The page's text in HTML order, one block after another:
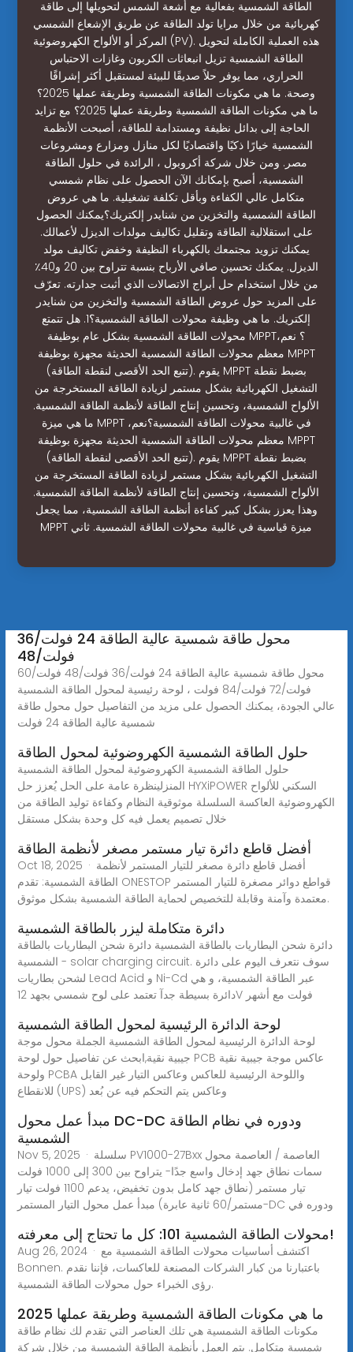
الطاقة الشمسية بفعالية مع أشعة الشمس لتحويلها إلى طاقة
كهربائية من خلال مرايا تولد الطاقة عن طريق الإشعاع الشمسي
المركز أو الألواح الكهروضوئية (PV). هذه العملية الكاملة لتحويل
الطاقة الشمسية تزيل انبعاثات الكربون وغازات الاحتباس
الحراري، مما يوفر حلاً صديقًا للبيئة لمستقبل أكثر إشراقًا
وصحة. ما هي مكونات الطاقة الشمسية وطريقة عملها 2025؟
ما هي مكونات الطاقة الشمسية وطريقة عملها 2025؟ مع تزايد
الحاجة إلى بدائل نظيفة ومستدامة للطاقة، أصبحت الأنظمة
الشمسية خيارًا ذكيًا واقتصاديًا لكل منازل ومزارع ومشروعات
مصر. ومن خلال شركة أكروبول ، الرائدة في حلول الطاقة
الشمسية، أصبح بإمكانك الآن الحصول على نظام شمسي
متكامل عالي الكفاءة وبأقل تكلفة تشغيلية. ما هي عروض
الطاقة الشمسية والتخزين من شنايدر إلكتريك؟يمكنك الحصول
على استقلالية الطاقة وتقليل تكاليف مولدات الديزل لأعمالك.
يمكنك تزويد مجتمعك بالكهرباء النظيفة وخفض تكاليف مولد
الديزل. يمكنك تحسين صافي الأرباح بنسبة تتراوح بين 20 و40٪
من خلال استخدام حل أبراج الاتصالات الذي أثبت جدارته. تعرّف
على المزيد حول عروض الطاقة الشمسية والتخزين من شنايدر
إلكتريك. ما هي وظيفة محولات الطاقة الشمسية؟1. هل تتمتع
محولات الطاقة الشمسية بشكل عام بوظيفة MPPT؟ نعم،
معظم محولات الطاقة الشمسية الحديثة مجهزة بوظيفة MPPT
(تتبع الحد الأقصى لنقطة الطاقة). يقوم MPPT بضبط نقطة
التشغيل الكهربائية بشكل مستمر لزيادة الطاقة المستخرجة من
الألواح الشمسية، وتحسين إنتاج الطاقة لأنظمة الطاقة الشمسية.
ما هي ميزة MPPT في غالبية محولات الطاقة الشمسية؟نعم،
معظم محولات الطاقة الشمسية الحديثة مجهزة بوظيفة MPPT
(تتبع الحد الأقصى لنقطة الطاقة). يقوم MPPT بضبط نقطة
التشغيل الكهربائية بشكل مستمر لزيادة الطاقة المستخرجة من
الألواح الشمسية، وتحسين إنتاج الطاقة لأنظمة الطاقة الشمسية.
وهذا يعزز بشكل كبير كفاءة أنظمة الطاقة الشمسية، مما يجعل
MPPT ميزة قياسية في غالبية محولات الطاقة الشمسية. ثاني
محول طاقة شمسية عالية الطاقة 24 فولت/36
فولت/48
محول طاقة شمسية عالية الطاقة 24 فولت/36 فولت/48 فولت/60
فولت/72 فولت/84 فولت ، لوحة رئيسية لمحول الطاقة الشمسية
عالي الجودة، يمكنك الحصول على مزيد من التفاصيل حول محول طاقة
شمسية عالية الطاقة 24 فولت
حلول الطاقة الشمسية الكهروضوئية لمحول الطاقة
حلول الطاقة الشمسية الكهروضوئية لمحول الطاقة الشمسية
المنزلينظرة عامة على الحل يُعزز حل HYXiPOWER السكني للألواح
الكهروضوئية العاكسة السلسلة موثوقية النظام وكفاءة توليد الطاقة من
خلال تصميم يعمل فيه كل وحدة بشكل مستقل
أفضل قاطع دائرة تيار مستمر مصغر لأنظمة الطاقة
Oct 18, 2025 · أفضل قاطع دائرة مصغر للتيار المستمر لأنظمة
الطاقة الشمسية: تقدم ONESTOP قواطع دوائر مصغرة للتيار المستمر
معتمدة وآمنة وقابلة للتخصيص لحماية الطاقة الشمسية بشكل موثوق.
دائرة متكاملة ليزر بالطاقة الشمسية
دائرة شحن البطاريات بالطاقة الشمسية دائرة شحن البطاريات بالطاقة
الشمسية - solar charging circuit. سوف نتعرف اليوم على دائرة
لشحن بطاريات Lead Acid و Ni-Cd عبر الطاقة الشمسية، و هي
دائرة بسيطة جدآ تعتمد على لوح شمسي بجهد 12V فولت مع أشهر
لوحة الدائرة الرئيسية لمحول الطاقة الشمسية
لوحة الدائرة الرئيسية لمحول الطاقة الشمسية الجملة محول موجة
جيبية نقية,ابحث عن تفاصيل حول لوحة PCB عاكس موجة جيبية نقية
ولوحة PCBA واللوحة الرئيسية للعاكس وعاكس التيار غير القابل
للانقطاع (UPS) وعاكس يتم التحكم فيه عن بُعد
مبدأ عمل محول DC-DC ودوره في نظام الطاقة
الشمسية
Nov 5, 2025 · سلسلة PV1000-27Bxx العاصمة / العاصمة محول
سمات نطاق جهد إدخال واسع جدًا- يتراوح بين 300 إلى 1000 فولت
تيار مستمر (نطاق جهد كامل بدون تخفيض، يدعم 1100 فولت تيار
مستمر/60 ثانية عابرة) مبدأ عمل محول التيار المستمر-DC ودوره في
محولات الطاقة الشمسية 101: كل ما تحتاج إلى معرفته!
Aug 26, 2024 · اكتشف أساسيات محولات الطاقة الشمسية مع
Bonnen. باعتبارنا من كبار الشركات المصنعة للعاكسات، فإننا نقدم
رؤى الخبراء حول محولات الطاقة الشمسية.
ما هي مكونات الطاقة الشمسية وطريقة عملها 2025
مكونات الطاقة الشمسية هي تلك العناصر التي تقدم لك نظام طاقة
شمسية متكامل. يتم العمل بأنظمة الطاقة الشمسية من خلال شركة